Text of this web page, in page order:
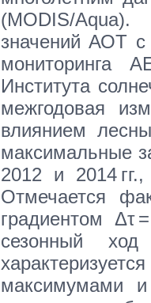
(MODIS/Aqua).
значений АОТ с
мониторинга
Института
межгодовая
влиянием
максимальные
2012 и 2014
Отмечается
градиентом Δτ
сезонный
максимумами